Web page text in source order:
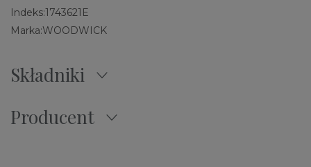
Indeks:1743621E
Marka:WOODWICK
Składniki
Producent